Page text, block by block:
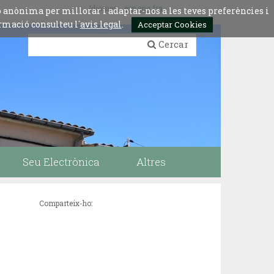
per millorar i adaptar-nos a les teves preferències i
consulteu l´avis legal. Acceptar Cookies
Idiomes:esp engfra
Cercar
Seu Electrònica Altres
Comparteix-ho: